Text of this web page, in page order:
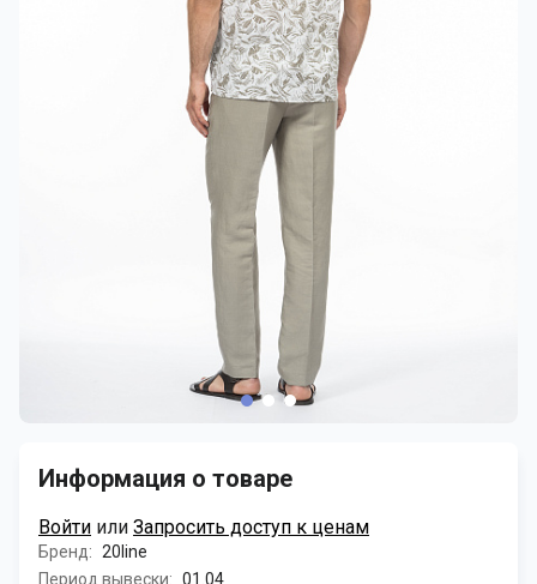
Информация о товаре
Войти или Запросить доступ к ценам
Бренд: 20line
Период вывески: 01.04